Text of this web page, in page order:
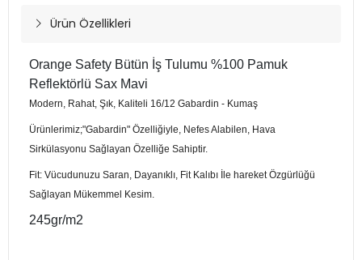
Ürün Özellikleri
Orange Safety Bütün İş Tulumu %100 Pamuk
Reflektörlü Sax Mavi
Modern, Rahat, Şık, Kaliteli 16/12 Gabardin - Kumaş
Ürünlerimiz;"Gabardin" Özelliğiyle, Nefes Alabilen, Hava
Sirkülasyonu Sağlayan Özelliğe Sahiptir.
Fit: Vücudunuzu Saran, Dayanıklı, Fit Kalıbı İle hareket Özgürlüğü
Sağlayan Mükemmel Kesim.
245gr/m2